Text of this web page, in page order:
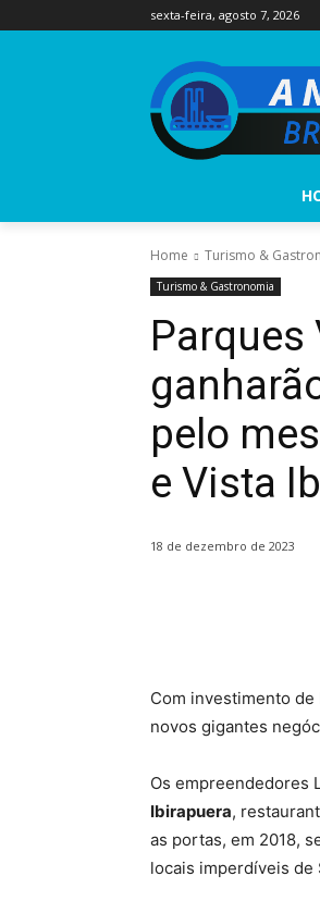
sexta-feira, agosto 7, 2026
Home Turismo &
Turismo & Gastronomia
Parques
pelo
e Vista
18 de dezembro de 2023
Com investimento
novos gigantes
Os empreendedores
Ibirapuera,
as portas, em 2018,
locais imperdíveis de